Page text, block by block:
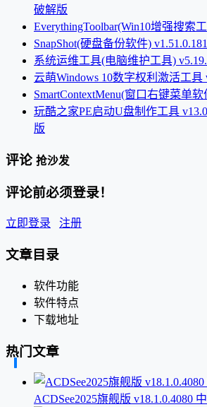
破解版
EverythingToolbar(Win10增强搜索
SnapShot(硬盘备份软件)
系统运维工具(电脑维护工具)
云萌Windows 10数字权利激活工具
SmartContextMenu(窗口右键菜单
玩酷之家PE启动U盘制作工具
版
评论 抢沙发
评论前必须登录！
立即登录 注册
文章目录
软件功能
软件特点
下载地址
热门文章
ACDSee2025旗舰版 v18.1.0.4080